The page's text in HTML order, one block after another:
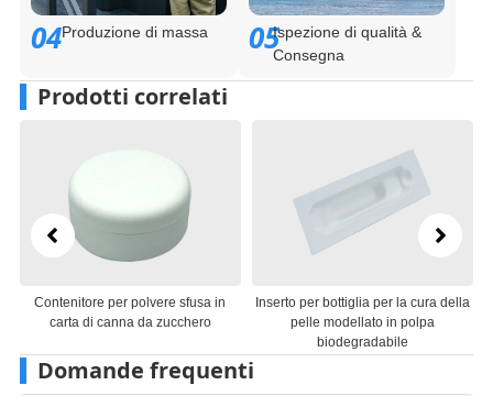
04Produzione di massa 05Ispezione di qualità &
Consegna
Prodotti correlati
Contenitore per polvere sfusa in
carta di canna da zucchero
Inserto per bottiglia per la cura della
pelle modellato in polpa
biodegradabile
Domande frequenti